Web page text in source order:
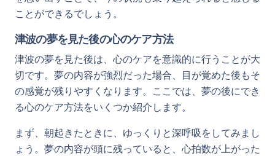
ことができるでしょう。
津波の夢を見た後の心のケア方法
津波の夢を見た後は、心のケアを意識的に行うことが大
切です。夢の内容が強烈だった場合、目が覚めた後もそ
の感覚が残りやすくなります。ここでは、夢の後にでき
る心のケア方法をいくつか紹介します。
まず、朝起きたときに、ゆっくりと深呼吸をしてみまし
ょう。夢の内容が頭に残っていると、心拍数が上がった